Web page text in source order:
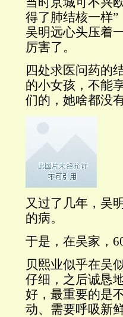
得了肺结核一样
吴明远心头压着
厉害了。
四处求医问药的
的小女孩，不能
们的，她啥都
又过了几年，吴
的病。
于是，在吴家，
贝熙业似乎在吴
仔细，之后诚恳
好，最重要的是
动、需要呼吸新